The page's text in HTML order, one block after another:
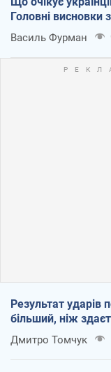
Головні висновки
Василь Фурман
Результат ударів
більший, ніж
Дмитро Томчук